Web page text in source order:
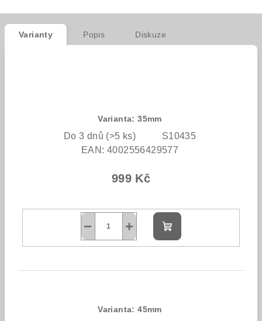
Varianty Popis Diskuze
Varianta: 35mm
Do 3 dnů (>5 ks)
S10435
EAN: 4002556429577
999 Kč
+
−
Do
košíku
Varianta: 45mm